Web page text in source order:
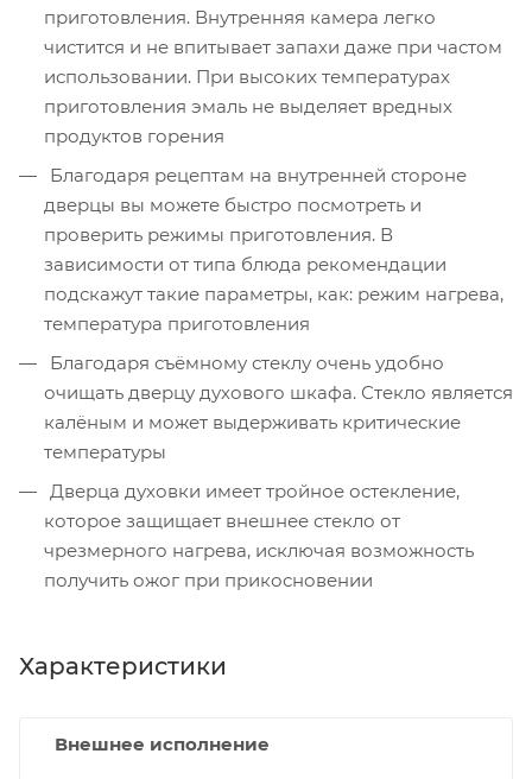
приготовления. Внутренняя камера легко
чистится и не впитывает запахи даже при частом
использовании. При высоких температурах
приготовления эмаль не выделяет вредных
продуктов горения
Благодаря рецептам на внутренней стороне
дверцы вы можете быстро посмотреть и
проверить режимы приготовления. В
зависимости от типа блюда рекомендации
подскажут такие параметры, как: режим нагрева,
температура приготовления
Благодаря съёмному стеклу очень удобно
очищать дверцу духового шкафа. Стекло является
калёным и может выдерживать критические
температуры
Дверца духовки имеет тройное остекление,
которое защищает внешнее стекло от
чрезмерного нагрева, исключая возможность
получить ожог при прикосновении
Характеристики
Внешнее исполнение